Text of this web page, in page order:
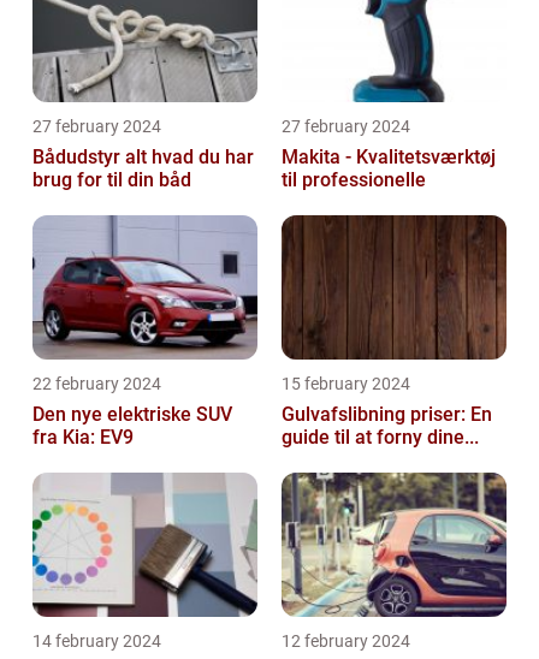
27 february 2024
Bådudstyr alt hvad du har
brug for til din båd
27 february 2024
Makita - Kvalitetsværktøj
til professionelle
22 february 2024
Den nye elektriske SUV
fra Kia: EV9
15 february 2024
Gulvafslibning priser: En
guide til at forny dine...
14 february 2024 12 february 2024